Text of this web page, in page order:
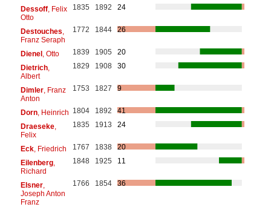
Dessoff, Felix
Otto
1835 1892 24
Destouches
Franz Seraph
1772 1844 26
Dienel, Otto 1839 1905
20
Dietrich,
Albert
1829 1908 30
Dimler, Franz
Anton
1753 1827 9
Dorn, Heinrich 1804 1892
41
Draeseke,
Felix
1835 1913 24
Eck, Friedrich 1767 1838
20
Eilenberg,
Richard
1848 1925 11
Elsner,
Joseph Anton
Franz
1766 1854 36